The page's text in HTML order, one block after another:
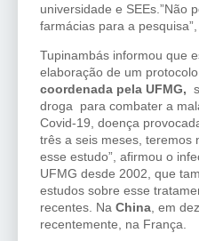
universidade e SEEs.”Não
farmácias para a
Tupinambás informou que
elaboração de um
coordenada pela UFMG,
droga para combater a
Covid-19, doença
três a seis meses, teremos
esse estudo”, afirmou o
UFMG desde 2002, que
estudos sobre esse
recentes. Na China , em
recentemente, na França.